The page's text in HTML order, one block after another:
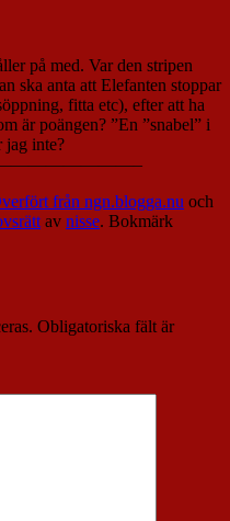
på med. Var den stripen
ska anta att Elefanten stoppar
fitta etc), efter att ha
är poängen? ”En ”snabel” i
jag inte?
från ngn.blogga.nu och
av nisse. Bokmärk
Obligatoriska fält är